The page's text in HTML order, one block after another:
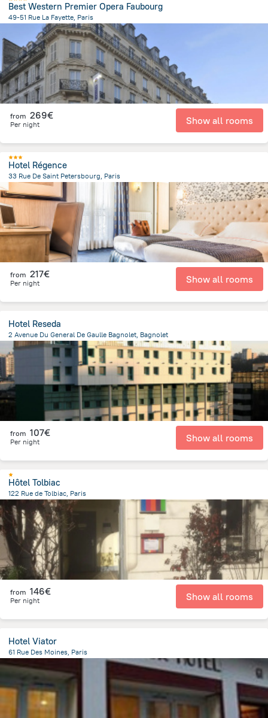
Best Western Premier Opera Faubourg
49-51 Rue La Fayette, Paris
from the center ofFrankreich
from 269€
Per night Show all rooms
Hotel Régence
33 Rue De Saint Petersbourg, Paris
3.4 kmfrom the center of Frankreich
from 217€
Per night Show all rooms
Hotel Reseda
2 Avenue Du General De Gaulle Bagnolet, Bagnolet
255.2 mfrom the center ofFrankreich
from 107€
Per night Show all rooms
Hôtel Tolbiac
122 Rue de Tolbiac, Paris
3.4 kmfrom the center of Frankreich
from 146€
Per night Show all rooms
Hotel Viator
61 Rue Des Moines, Paris
Frankreich